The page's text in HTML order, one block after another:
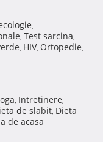
,
, Test sarcina,
, HIV, Ortopedie,
, Intretinere,
de slabit, Dieta
de acasa